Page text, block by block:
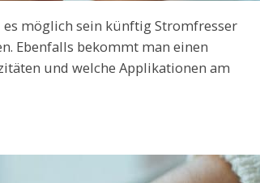
möglich sein künftig Stromfresser
Ebenfalls bekommt man einen
und welche Applikationen am